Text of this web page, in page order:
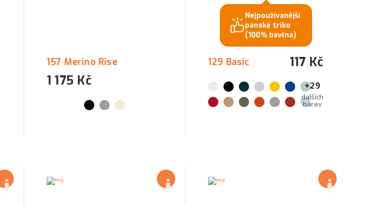
157 Merino Rise
1 175 Kč
Nejpoužívanější
pánské triko
(100% bavlna)
129 Basic 117 Kč
+29
dalších
barev